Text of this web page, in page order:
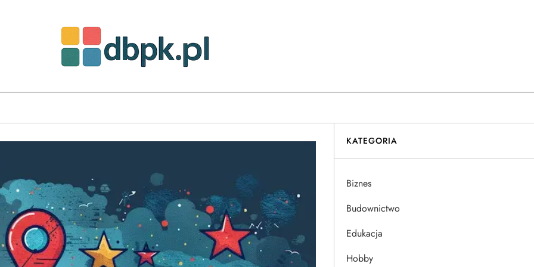
KATEGORIA
Biznes
Budownictwo
Edukacja
Hobby